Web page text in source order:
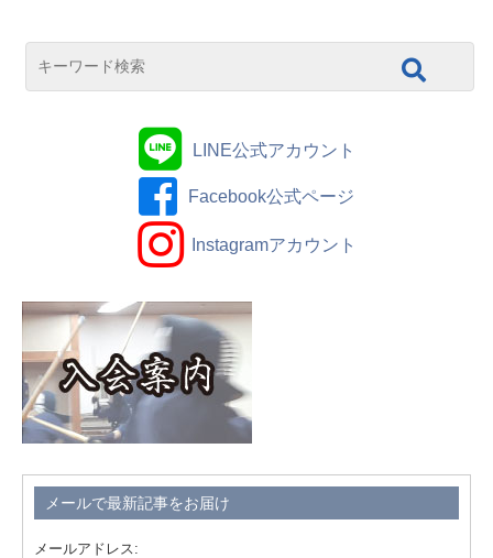
LINE公式アカウント
Facebook公式ページ
Instagramアカウント
メールで最新記事をお届け
メールアドレス: